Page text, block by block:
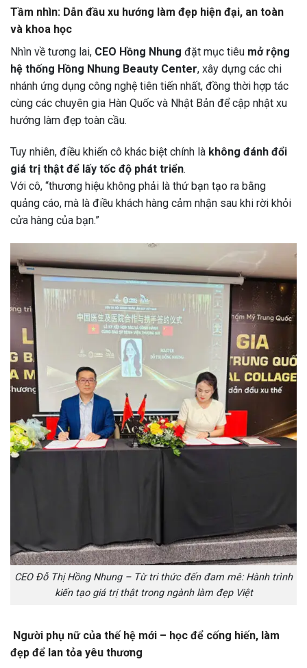
Tầm nhìn: Dẫn đầu xu hướng làm đẹp hiện đại, an toàn
và khoa học
Nhìn về tương lai, CEO Hồng Nhung đặt mục tiêu mở rộng
hệ thống Hồng Nhung Beauty Center, xây dựng các chi
nhánh ứng dụng công nghệ tiên tiến nhất, đồng thời hợp tác
cùng các chuyên gia Hàn Quốc và Nhật Bản để cập nhật xu
hướng làm đẹp toàn cầu.
Tuy nhiên, điều khiến cô khác biệt chính là không đánh đổi
giá trị thật để lấy tốc độ phát triển.
Với cô, “thương hiệu không phải là thứ bạn tạo ra bằng
quảng cáo, mà là điều khách hàng cảm nhận sau khi rời khỏi
cửa hàng của bạn.”
CEO Đỗ Thị Hồng Nhung – Từ tri thức đến đam mê: Hành trình
kiến tạo giá trị thật trong ngành làm đẹp Việt
Người phụ nữ của thế hệ mới – học để cống hiến, làm
đẹp để lan tỏa yêu thương